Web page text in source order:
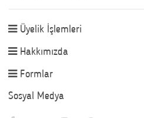
Üyelik İşlemleri
Hakkımızda
Formlar
Sosyal Medya